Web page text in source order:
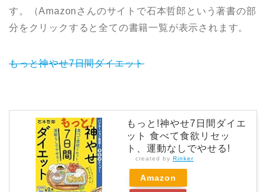
す。（Amazonさんのサイトで石本哲郎という著書の部
分をクリックすると全ての書籍一覧が表示されます。
もっと神やせ7日間ダイエット
もっと!神やせ7日間ダイエ
ット 食べて食欲リセッ
ト、運動なしでやせる!
created by Rinker
Amazon